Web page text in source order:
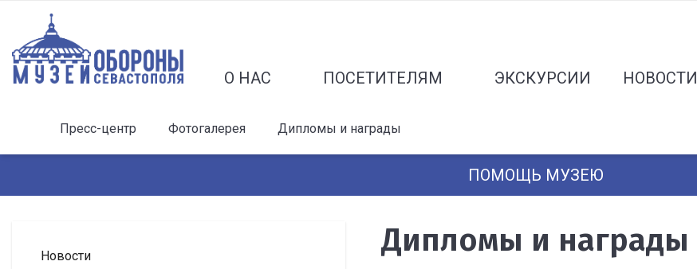
О НАС ПОСЕТИТЕЛЯМ ЭКСКУРСИИ НОВОСТИ
Пресс-центр Фотогалерея Дипломы и награды
ПОМОЩЬ МУЗЕЮ
Новости Дипломы и награды